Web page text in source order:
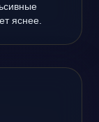
яснее.